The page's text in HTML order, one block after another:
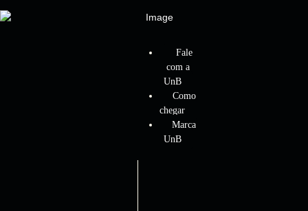
Fale
com a
UnB
Como
chegar
Marca
UnB